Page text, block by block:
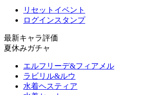
リセットイベント
ログインスタンプ
最新キャラ評価
夏休みガチャ
エルフリーデ&フィアメル
ラビリル&ルウ
水着ヘスティア